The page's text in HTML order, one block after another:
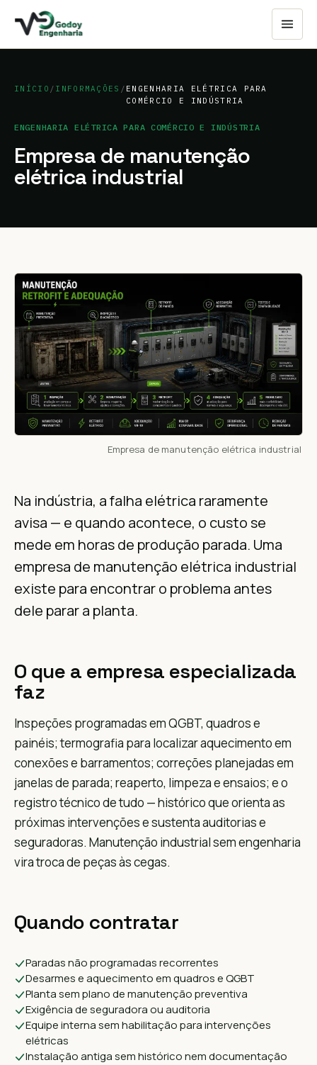
INÍCIO / INFORMAÇÕES / ENGENHARIA ELÉTRICA PARA
COMÉRCIO E INDÚSTRIA
ENGENHARIA ELÉTRICA PARA COMÉRCIO E INDÚSTRIA
Empresa de manutenção
elétrica industrial
Empresa de manutenção elétrica industrial
Na indústria, a falha elétrica raramente
avisa — e quando acontece, o custo se
mede em horas de produção parada. Uma
empresa de manutenção elétrica industrial
existe para encontrar o problema antes
dele parar a planta.
O que a empresa especializada
faz
Inspeções programadas em QGBT, quadros e
painéis; termografia para localizar aquecimento em
conexões e barramentos; correções planejadas em
janelas de parada; reaperto, limpeza e ensaios; e o
registro técnico de tudo — histórico que orienta as
próximas intervenções e sustenta auditorias e
seguradoras. Manutenção industrial sem engenharia
vira troca de peças às cegas.
Quando contratar
Paradas não programadas recorrentes
Desarmes e aquecimento em quadros e QGBT
Planta sem plano de manutenção preventiva
Exigência de seguradora ou auditoria
Equipe interna sem habilitação para intervenções
elétricas
Instalação antiga sem histórico nem documentação